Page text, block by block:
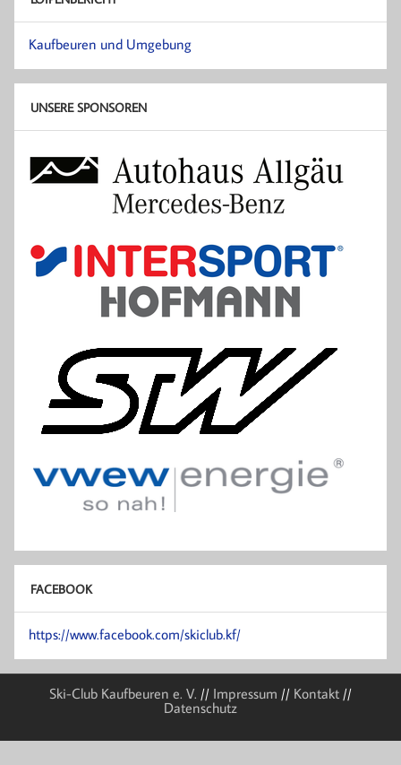
Kaufbeuren und Umgebung
UNSERE SPONSOREN
FACEBOOK
https://www.facebook.com/skiclub.kf/
Ski-Club Kaufbeuren e. V. // Impressum // Kontakt //
Datenschutz